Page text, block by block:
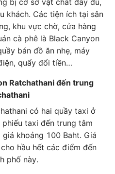
bị cơ sở vật chất đầy đủ,
khách. Các tiện ích tại sân
khu vực chờ, cửa hàng
cà phê là Black Canyon
bán đồ ăn nhẹ, máy
quẩy đổi tiền…
Ratchathani đến trung
có hai quầy taxi ở
phiếu taxi đến trung tâm
khoảng 100 Baht. Giá
hầu hết các điểm đến
phố này.